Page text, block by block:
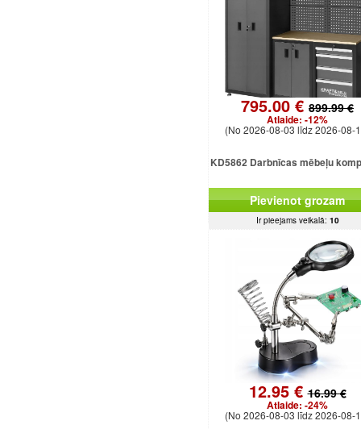
795.00 €899.99 €
Atlaide: -12%
(No 2026-08-03 līdz 2026-08-
KD5862 Darbnīcas mēbeļu
Pievienot grozam
Ir pieejams veikalā: 10
12.95 €16.99 €
Atlaide: -24%
(No 2026-08-03 līdz 2026-08-